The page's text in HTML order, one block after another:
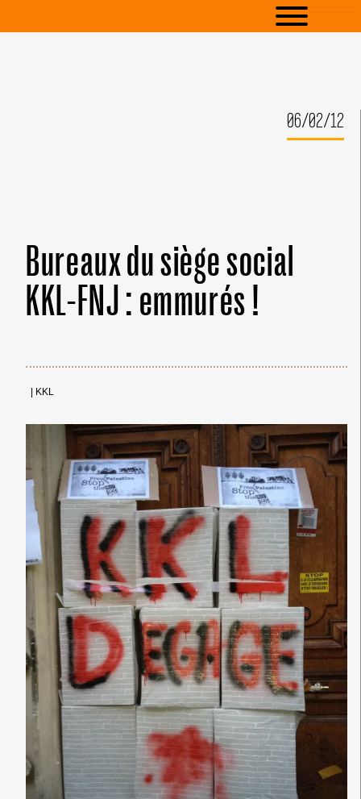
06/02/12
Bureaux du siège social
KKL-FNJ : emmurés !
KKL